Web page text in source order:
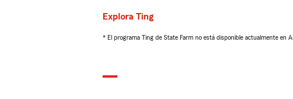
Explora Ting
* El programa Ting de State Farm no está disponible actualmente en